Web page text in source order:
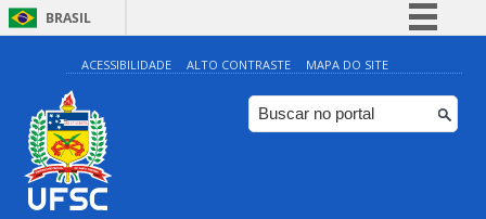
BRASIL
Simplifique!
Comunica BR
Participe
ACESSIBILIDADE ALTO CONTRASTE MAPA DO SITE